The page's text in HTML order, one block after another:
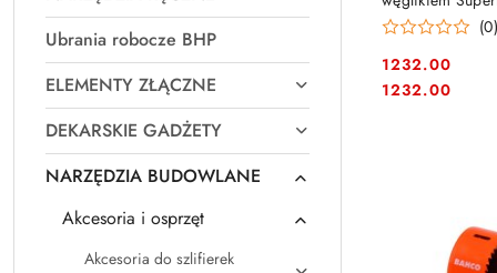
Ubrania robocze BHP
ELEMENTY ZŁĄCZNE
DEKARSKIE GADŻETY
NARZĘDZIA BUDOWLANE
Akcesoria i osprzęt
Akcesoria do szlifierek
[3835-SET-64] (0)
Cena:
1232.00
Cena:
1232.00